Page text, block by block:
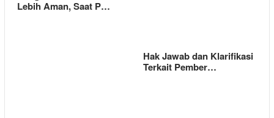
Lebih Aman, Saat P…
Hak Jawab dan Klarifikasi
Terkait Pember…